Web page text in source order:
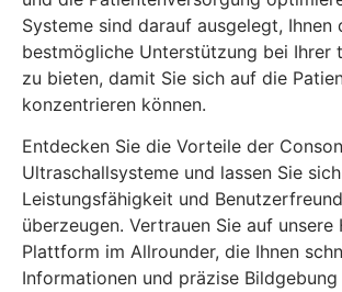
Systeme sind darauf ausgelegt, Ihnen
bestmögliche Unterstützung bei Ihrer
zu bieten, damit Sie sich auf die
konzentrieren können.
Entdecken Sie die Vorteile der
Ultraschallsysteme und lassen Sie
Leistungsfähigkeit und
überzeugen. Vertrauen Sie auf unsere
Plattform im Allrounder, die Ihnen
Informationen und präzise